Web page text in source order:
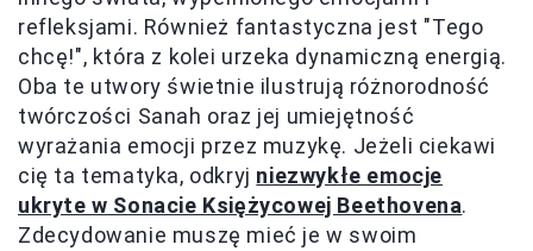
refleksjami. Również fantastyczna jest "Tego
chcę!", która z kolei urzeka dynamiczną energią.
Oba te utwory świetnie ilustrują różnorodność
twórczości Sanah oraz jej umiejętność
wyrażania emocji przez muzykę. Jeżeli ciekawi
cię ta tematyka, odkryj niezwykłe emocje
ukryte w Sonacie Księżycowej Beethovena.
Zdecydowanie muszę mieć je w swoim